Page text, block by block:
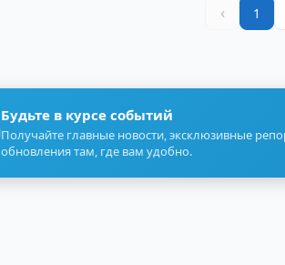
‹ 1
Будьте в курсе событий
Получайте главные новости, эксклюзивные
обновления там, где вам удобно.